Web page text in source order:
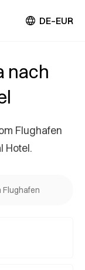
DE–EUR
nach
Flughafen
Hotel.
Flughafen